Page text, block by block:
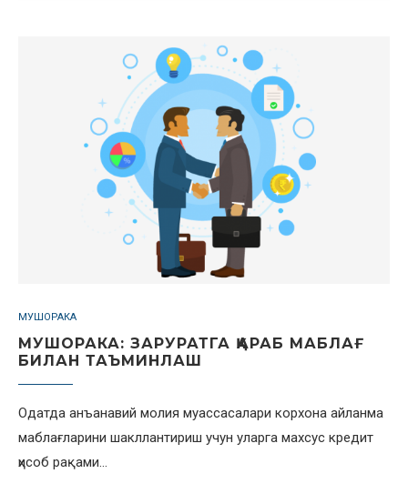
МУШОРАКА
МУШОРАКА: ЗАРУРАТГА ҚАРАБ МАБЛАҒ
БИЛАН ТАЪМИНЛАШ
Одатда анъанавий молия муассасалари корхона айланма
маблағларини шакллантириш учун уларга махсус кредит
ҳисоб рақами…